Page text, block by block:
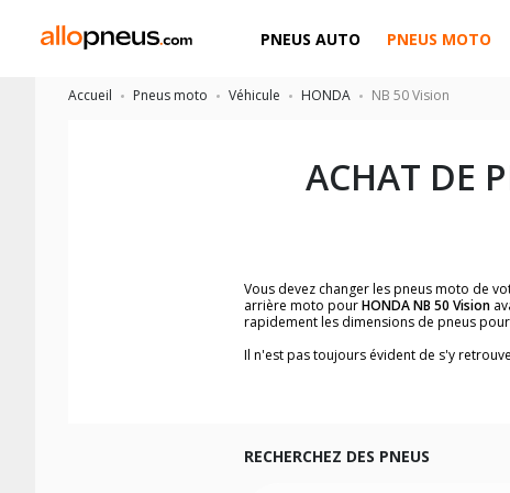
PNEUS AUTO PNEUS MOTO
Accueil Pneus moto Véhicule HONDA NB 50 Vision
ACHAT DE
Vous devez changer les pneus moto de
arrière moto pourHONDA NB 50 Vision
rapidement les dimensions de pneus
Il n'est pas toujours évident de s'y
Vous ne savez pas comment trouver les
facilement.
RECHERCHEZ DES PNEUS